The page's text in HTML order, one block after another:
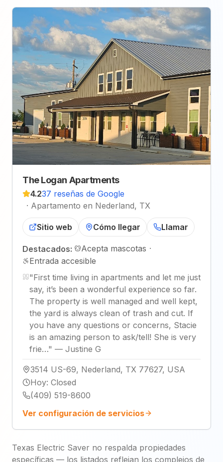
The Logan Apartments
4.237 reseñas de Google
· Apartamento en Nederland, TX
Sitio web Cómo llegar Llamar
Destacados: Acepta mascotas ·
Entrada accesible
"First time living in apartments and let me just
say, it’s been a wonderful experience so far.
The property is well managed and well kept,
the yard is always clean of trash and cut. If
you have any questions or concerns, Stacie
is an amazing person to ask/tell! She is very
frie…" — Justine G
3514 US-69, Nederland, TX 77627, USA
Hoy: Closed
(409) 519-8600
Ver configuración de servicios
Texas Electric Saver no respalda propiedades
específicas — los listados reflejan los complejos de